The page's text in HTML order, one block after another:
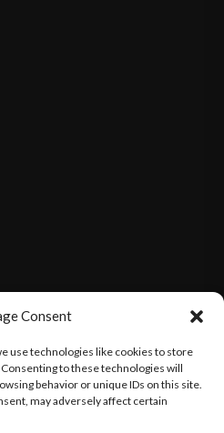
Consent
use technologies like cookies to store
to these technologies will
behavior or unique IDs on this site.
may adversely affect certain